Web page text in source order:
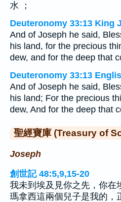
水 ；
Deuteronomy 33:13 King
And of Joseph he said,
his land, for the precious
dew, and for the deep that
Deuteronomy 33:13
And of Joseph he said,
his land; For the precious
dew, And for the deep that
聖經寶庫 (Treasury of
Joseph
創世記 48:5,9,15-20
我未到埃及見你之先，你在
瑪拿西這兩個兒子是我的，